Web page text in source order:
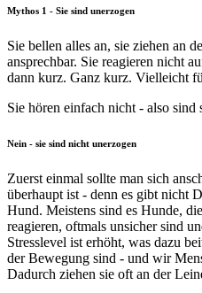
Mythos 1 - Sie sind unerzogen
Sie bellen alles an, sie ziehen an
ansprechbar. Sie reagieren nicht
dann kurz. Ganz kurz. Vielleicht
Sie hören einfach nicht - also sind
Nein - sie sind nicht unerzogen
Zuerst einmal sollte man sich
überhaupt ist - denn es gibt nicht
Hund. Meistens sind es Hunde,
reagieren, oftmals unsicher sind
Stresslevel ist erhöht, was dazu
der Bewegung sind - und wir
Dadurch ziehen sie oft an der